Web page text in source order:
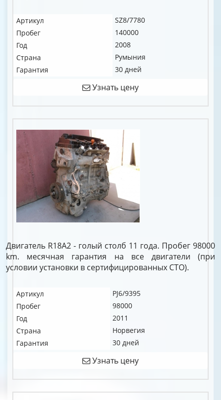
Артикул
SZ8/7780
Пробег
140000
Год
2008
Страна
Румыния
Гарантия
30 дней
Узнать цену
Двигатель R18A2 - голый столб 11 года. Пробег 98000
km. месячная гарантия на все двигатели (при
условии установки в сертифицированных СТО).
Артикул
PJ6/9395
Пробег
98000
Год
2011
Страна
Норвегия
Гарантия
30 дней
Узнать цену